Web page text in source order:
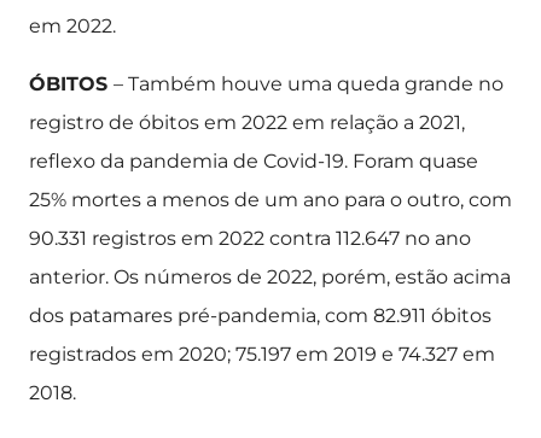
em 2022.
ÓBITOS – Também houve uma queda grande no
registro de óbitos em 2022 em relação a 2021,
reflexo da pandemia de Covid-19. Foram quase
25% mortes a menos de um ano para o outro, com
90.331 registros em 2022 contra 112.647 no ano
anterior. Os números de 2022, porém, estão acima
dos patamares pré-pandemia, com 82.911 óbitos
registrados em 2020; 75.197 em 2019 e 74.327 em
2018.